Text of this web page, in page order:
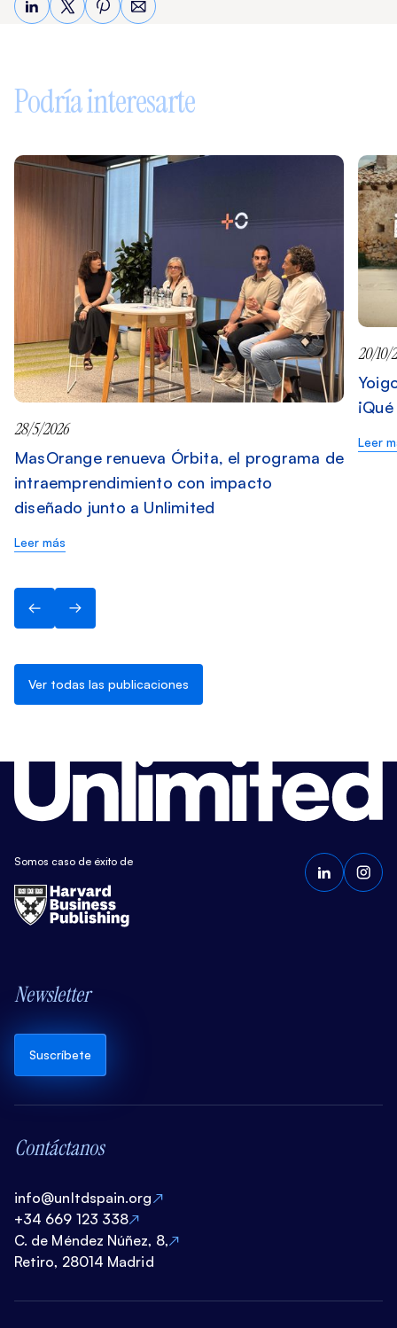
Podría interesarte
28/5/2026
MasOrange renueva Órbita, el programa de
intraemprendimiento con impacto
diseñado junto a Unlimited
Leer más
20/10/
Leer
Ver todas las publicaciones
Somos caso de éxito de
Contáctanos
info@unltdspain.org
+34 669 123 338
C. de Méndez Núñez, 8,
Retiro, 28014 Madrid
Newsletter
Suscríbete